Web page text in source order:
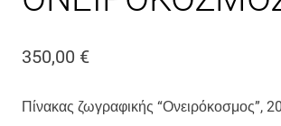
350,00 €
Πίνακας ζωγραφικής “Ονειρόκοσμος”,